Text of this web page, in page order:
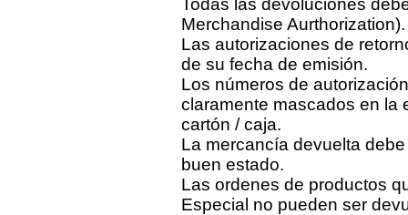
Todas las devoluciones
Merchandise Aurthorization).
Las autorizaciones de
de su fecha de emisión.
Los números de
claramente mascados en la
cartón / caja.
La mercancía devuelta
buen estado.
Las ordenes de productos
Especial no pueden ser